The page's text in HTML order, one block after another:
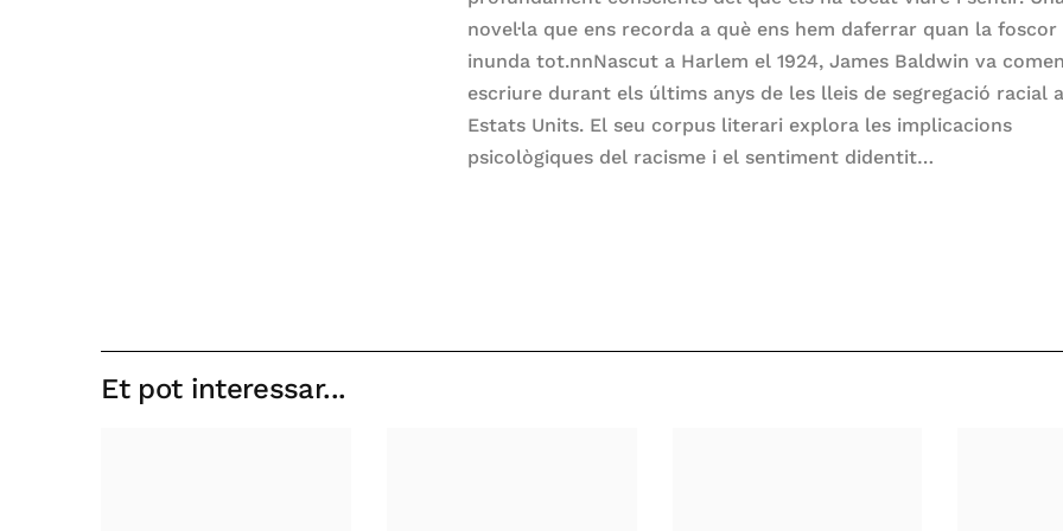
novel·la que ens recorda a què ens hem daferrar quan la foscor
inunda tot.nnNascut a Harlem el 1924, James Baldwin va
escriure durant els últims anys de les lleis de segregació racial
Estats Units. El seu corpus literari explora les implicacions
psicològiques del racisme i el sentiment didentit…
Et pot interessar...